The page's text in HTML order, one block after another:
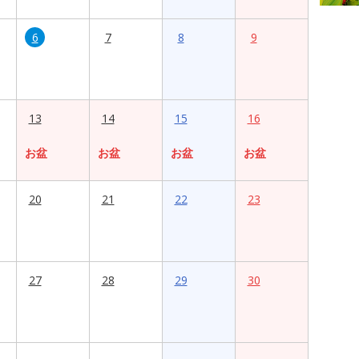
6 7 8 9
13
お盆
14
お盆
15
お盆
16
お盆
20 21 22 23
27 28 29 30